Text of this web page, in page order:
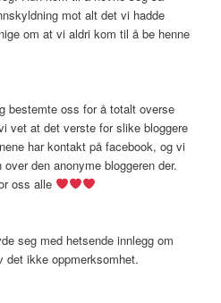
mot alt det vi hadde
om at vi aldri kom til å be henne
bestemte oss for å totalt overse
vet at det verste for slike bloggere
har kontakt på facebook, og vi
den anonyme bloggeren der.
oss alle
seg med hetsende innlegg om
det ikke oppmerksomhet.